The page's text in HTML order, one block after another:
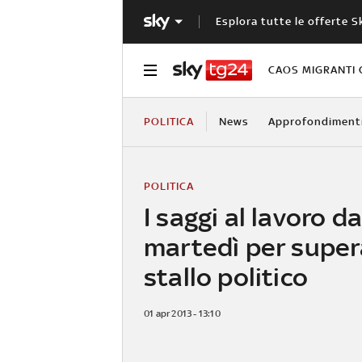
Esplora tutte le offerte
CAOS MIGRANTI
POLITICA News
I saggi al lavoro da
martedì per
stallo politico
POLITICA
01 apr 2013 - 13:10